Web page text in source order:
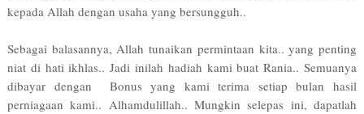
kepada Allah dengan usaha yang bersungguh..
Sebagai balasannya, Allah tunaikan permintaan kita.. yang penting
niat di hati ikhlas.. Jadi inilah hadiah kami buat Rania.. Semuanya
dibayar dengan Bonus yang kami terima setiap bulan hasil
perniagaan kami.. Alhamdulillah.. Mungkin selepas ini, dapatlah